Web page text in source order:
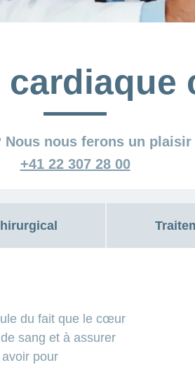
Nous nous ferons un
+41 22 307 28 00
du fait que le cœur
sang et à assurer
pour